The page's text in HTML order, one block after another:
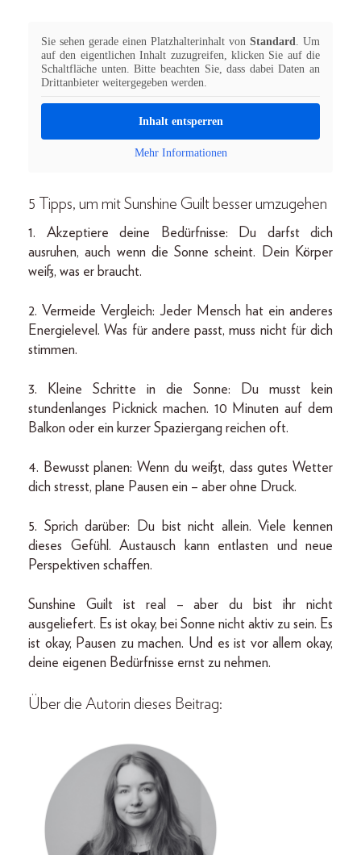
Sie sehen gerade einen Platzhalterinhalt von Standard
. Um
auf den eigentlichen Inhalt zuzugreifen, klicken Sie auf die
Schaltfläche unten. Bitte beachten Sie, dass dabei Daten an
Drittanbieter weitergegeben werden.
Inhalt entsperren
Mehr Informationen
5 Tipps, um mit Sunshine Guilt besser umzugehen
1. Akzeptiere deine Bedürfnisse: Du darfst dich
ausruhen, auch wenn die Sonne scheint. Dein Körper
weiß, was er braucht.
2. Vermeide Vergleich: Jeder Mensch hat ein anderes
Energielevel. Was für andere passt, muss nicht für dich
stimmen.
3. Kleine Schritte in die Sonne: Du musst kein
stundenlanges Picknick machen. 10 Minuten auf dem
Balkon oder ein kurzer Spaziergang reichen oft.
4. Bewusst planen: Wenn du weißt, dass gutes Wetter
dich stresst, plane Pausen ein – aber ohne Druck.
5. Sprich darüber: Du bist nicht allein. Viele kennen
dieses Gefühl. Austausch kann entlasten und neue
Perspektiven schaffen.
Sunshine Guilt ist real – aber du bist ihr nicht
ausgeliefert. Es ist okay, bei Sonne nicht aktiv zu sein. Es
ist okay, Pausen zu machen. Und es ist vor allem okay,
deine eigenen Bedürfnisse ernst zu nehmen.
Über die Autorin dieses Beitrag: